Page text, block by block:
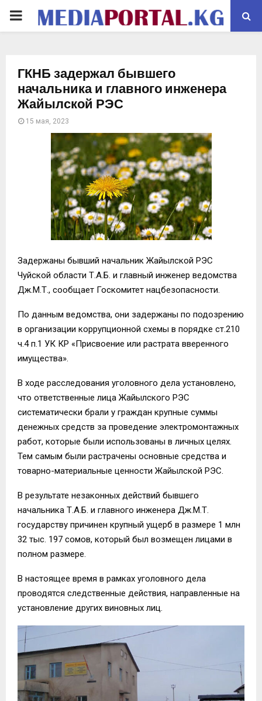
PRIMARY
ГКНБ задержал бывшего
начальника и главного инженера
Жайылской РЭС
15 мая, 2023
Задержаны бывший начальник Жайылской РЭС
Чуйской области Т.А.Б. и главный инженер ведомства
Дж.М.Т., сообщает Госкомитет нацбезопасности.
По данным ведомства, они задержаны по подозрению
в организации коррупционной схемы в порядке ст.210
ч.4 п.1 УК КР «Присвоение или растрата вверенного
имущества».
В ходе расследования уголовного дела установлено,
что ответственные лица Жайылского РЭС
систематически брали у граждан крупные суммы
денежных средств за проведение электромонтажных
работ, которые были использованы в личных целях.
Тем самым были растрачены основные средства и
товарно-материальные ценности Жайылской РЭС.
В результате незаконных действий бывшего
начальника Т.А.Б. и главного инженера Дж.М.Т.
государству причинен крупный ущерб в размере 1 млн
32 тыс. 197 сомов, который был возмещен лицами в
полном размере.
В настоящее время в рамках уголовного дела
проводятся следственные действия, направленные на
установление других виновных лиц.